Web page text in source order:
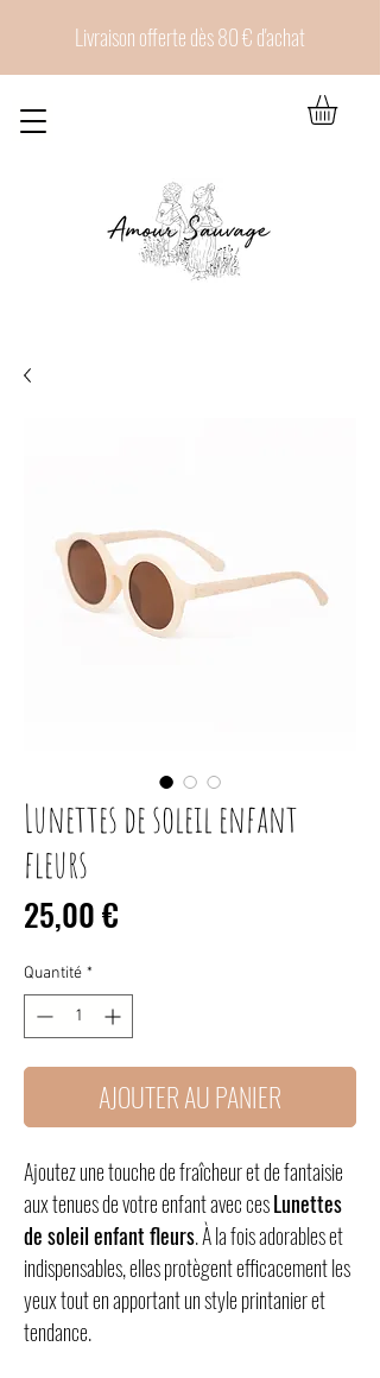
Livraison offerte dès 80 € d'achat
Lunettes de soleil enfant
fleurs
25,00 €
Quantité *
AJOUTER AU PANIER
Ajoutez une touche de fraîcheur et de fantaisie
aux tenues de votre enfant avec cesLunettes
de soleil enfant fleurs. À la fois adorables et
indispensables, elles protègent efficacement les
yeux tout en apportant un style printanier et
tendance.